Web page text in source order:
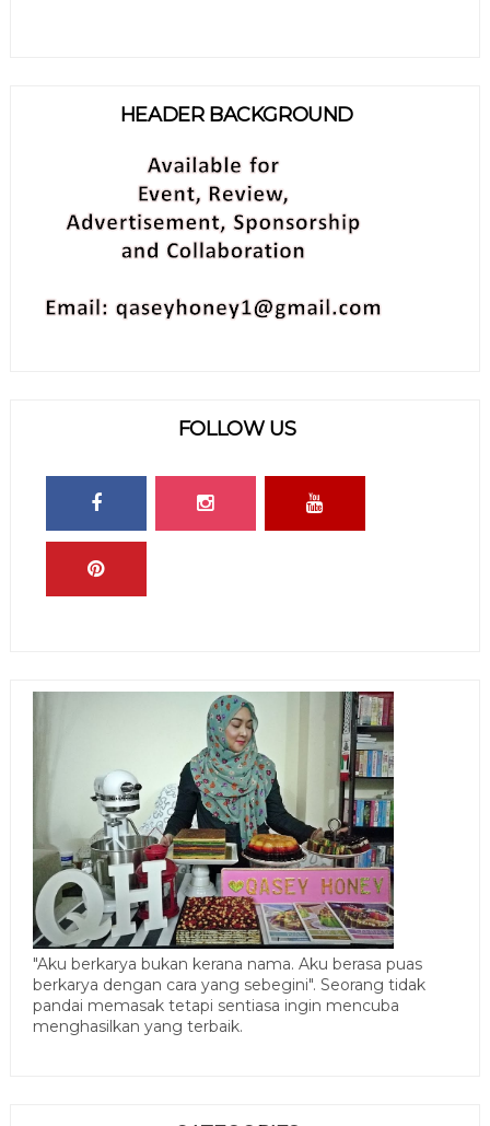
HEADER BACKGROUND
FOLLOW US
"Aku berkarya bukan kerana nama. Aku berasa puas
berkarya dengan cara yang sebegini". Seorang tidak
pandai memasak tetapi sentiasa ingin mencuba
menghasilkan yang terbaik.